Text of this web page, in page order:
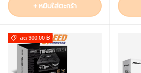
+ หยิบใส่ตะกร้า
ลด 300.00 ฿